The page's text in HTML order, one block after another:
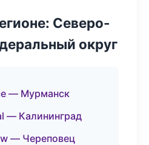
Северо-
округ
— Мурманск
— Калининград
— Череповец